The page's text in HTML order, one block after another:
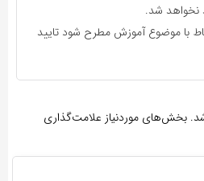
نخواهد شد.
با موضوع آموزش مطرح شود تایید
بخش‌های موردنیاز علامت‌گذاری